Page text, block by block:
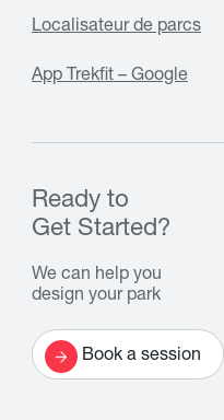
Localisateur de parcs
App Trekfit – Google
Ready to
Get Started?
We can help you
design your park
Book a session